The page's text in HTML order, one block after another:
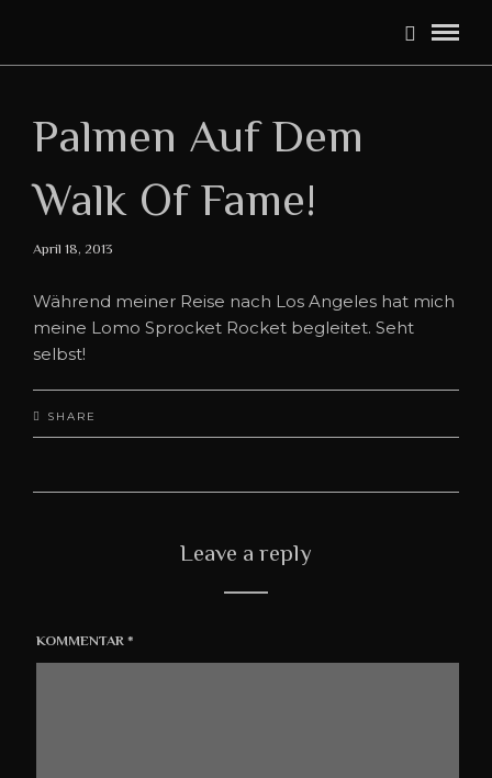
Palmen Auf Dem
Walk Of Fame!
April 18, 2013
Während meiner Reise nach Los Angeles hat mich
meine Lomo Sprocket Rocket begleitet. Seht
selbst!
SHARE
Leave a reply
KOMMENTAR *